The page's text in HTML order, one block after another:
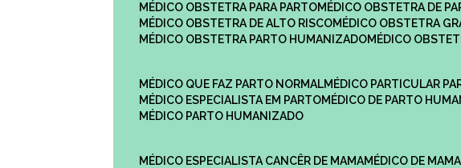
MÉDICO OBSTETRA PARA PARTO
MÉDICO OBSTETRA DE
MÉDICO OBSTETRA DE ALTO RISCO
MÉDICO OBSTETRA
MÉDICO OBSTETRA PARTO HUMANIZADO
MÉDICO
MÉDICO QUE FAZ PARTO NORMAL
MÉDICO PARTICULAR
MÉDICO ESPECIALISTA EM PARTO
MÉDICO DE PARTO
MÉDICO PARTO HUMANIZADO
MÉDICO ESPECIALISTA CANCÊR DE MAMA
MÉDICO DE MAMA